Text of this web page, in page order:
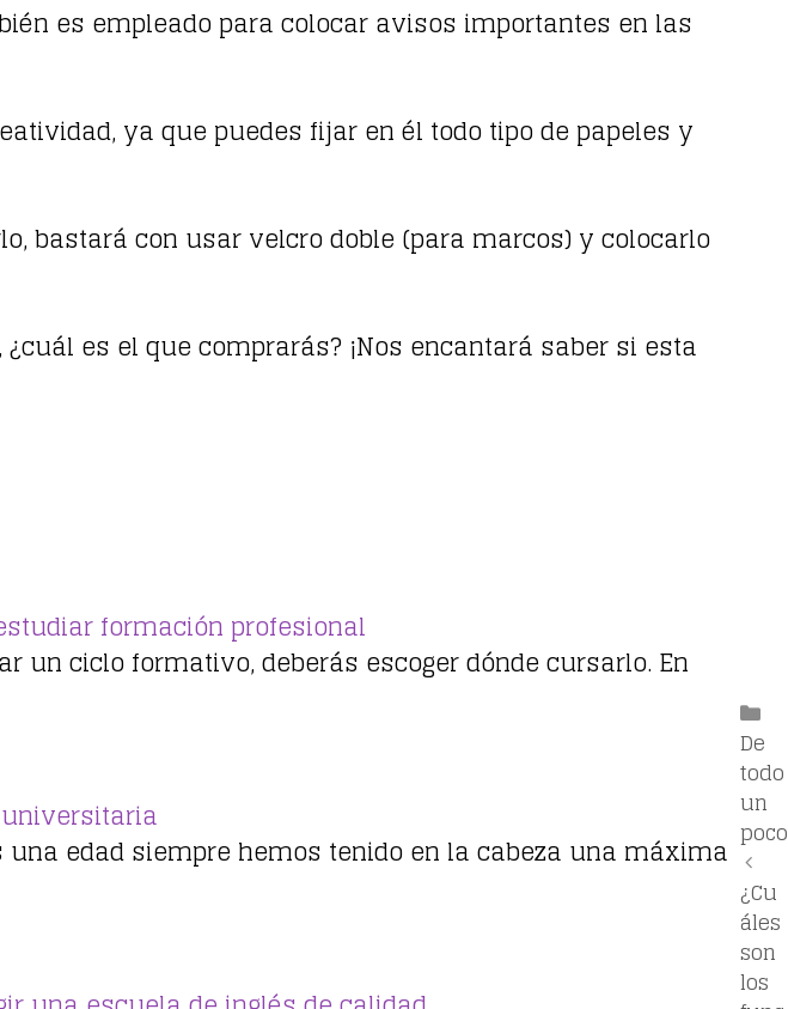
es empleado para colocar avisos importantes en las
ya que puedes fijar en él todo tipo de papeles y
bastará con usar velcro doble (para marcos) y colocarlo
es el que comprarás? ¡Nos encantará saber si esta
formación profesional
un ciclo formativo, deberás escoger dónde cursarlo. En
edad siempre hemos tenido en la cabeza una máxima
De
todo
un
poco
¿Cu
áles
son
los